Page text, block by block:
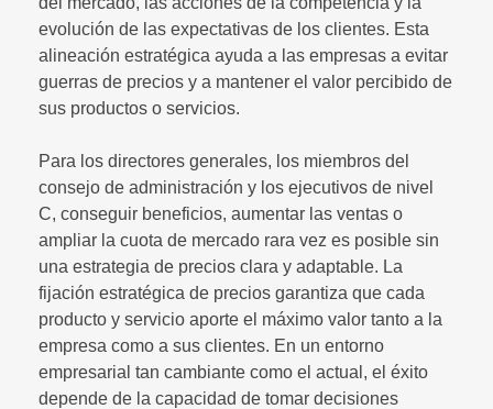
evolución de las expectativas de los clientes. Esta
alineación estratégica ayuda a las empresas a evitar
guerras de precios y a mantener el valor percibido de
sus productos o servicios.
Para los directores generales, los miembros del
consejo de administración y los ejecutivos de nivel
C, conseguir beneficios, aumentar las ventas o
ampliar la cuota de mercado rara vez es posible sin
una estrategia de precios clara y adaptable. La
fijación estratégica de precios garantiza que cada
producto y servicio aporte el máximo valor tanto a la
empresa como a sus clientes. En un entorno
empresarial tan cambiante como el actual, el éxito
depende de la capacidad de tomar decisiones